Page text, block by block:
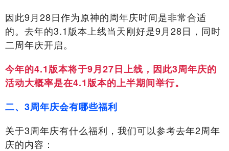
因此9月28日作为原神的周年庆时间是非常合适
的。去年的3.1版本上线当天刚好是9月28日，同时
二周年庆开启。
今年的4.1版本将于9月27日上线，因此3周年庆的
活动大概率是在4.1版本的上半期间举行。
二、3周年庆会有哪些福利
关于3周年庆有什么福利，我们可以参考去年2周年
庆的内容：